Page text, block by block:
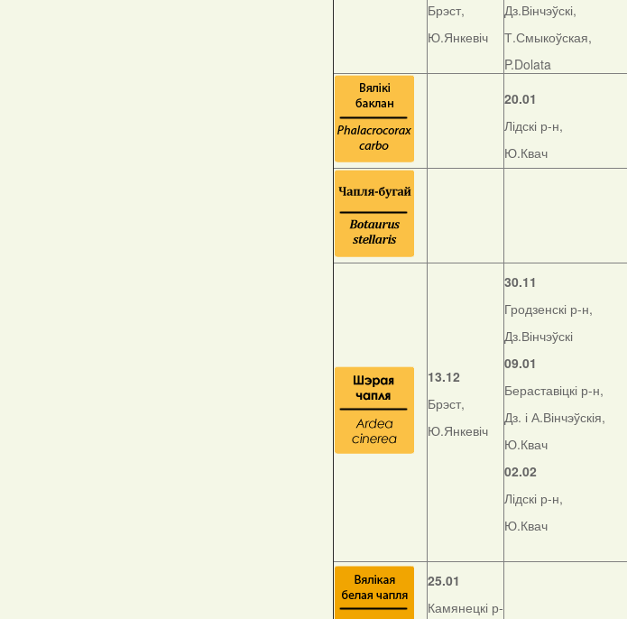
Брэст,
Ю.Янкевіч
Дз.Вінчэўскі,
Т.Смыкоўская,
P.Dolata
20.01
Лідскі р-н,
Ю.Квач
13.12
Брэст,
Ю.Янкевіч
30.11
Гродзенскі р-н,
Дз.Вінчэўскі
09.01
Бераставіцкі р-н,
Дз. і А.Вінчэўскія,
Ю.Квач
02.02
Лідскі р-н,
Ю.Квач
25.01
Камянецкі р-